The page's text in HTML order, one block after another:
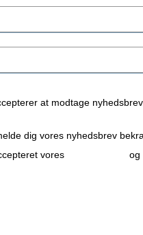
at modtage
dig vores nyhedsbrev
vores
og